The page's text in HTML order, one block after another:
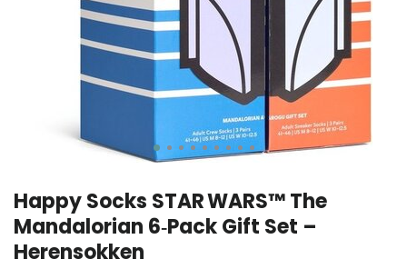
Happy Socks STAR WARS™ The
Mandalorian 6‑Pack Gift Set –
Herensokken